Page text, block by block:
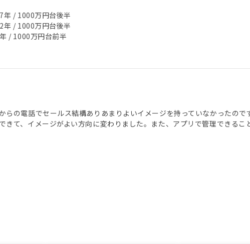
年 / 1000万円台後半
年 / 1000万円台後半
/ 1000万円台前半
らの電話でセールス結構ありあまりよいイメージを持っていなかったので
きて、イメージがよい方向に変わりました。また、アプリで管理できるこ